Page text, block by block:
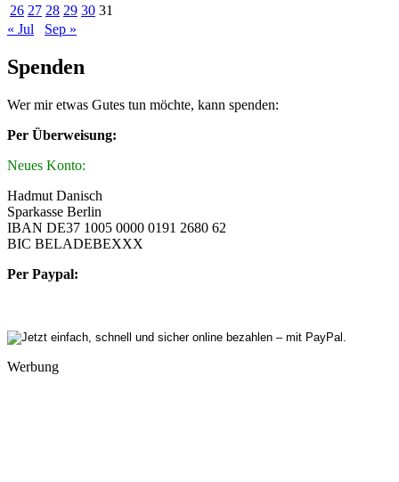
26 27 28 29 30 31
« Jul
Sep »
Spenden
Wer mir etwas Gutes tun möchte, kann spenden:
Per Überweisung:
Neues Konto:
Hadmut Danisch
Sparkasse Berlin
IBAN DE37 1005 0000 0191 2680 62
BIC BELADEBEXXX
Per Paypal:
Werbung